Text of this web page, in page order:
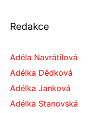
Redakce
Adéla Navrátilová
Adélka Dědková
Adélka Janková
Adélka Stanovská